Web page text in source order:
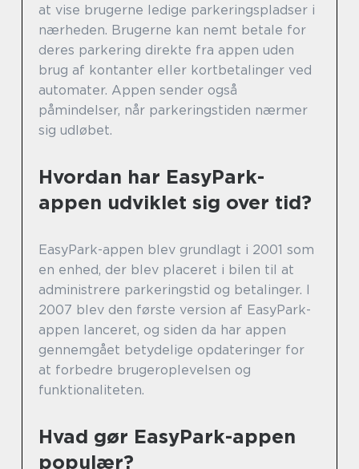
at vise brugerne ledige parkeringspladser i
nærheden. Brugerne kan nemt betale for
deres parkering direkte fra appen uden
brug af kontanter eller kortbetalinger ved
automater. Appen sender også
påmindelser, når parkeringstiden nærmer
sig udløbet.
Hvordan har EasyPark-
appen udviklet sig over tid?
EasyPark-appen blev grundlagt i 2001 som
en enhed, der blev placeret i bilen til at
administrere parkeringstid og betalinger. I
2007 blev den første version af EasyPark-
appen lanceret, og siden da har appen
gennemgået betydelige opdateringer for
at forbedre brugeroplevelsen og
funktionaliteten.
Hvad gør EasyPark-appen
populær?